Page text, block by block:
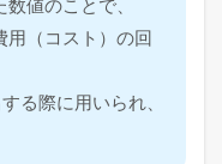
値のことで、
用（コスト）の回
る際に用いられ、